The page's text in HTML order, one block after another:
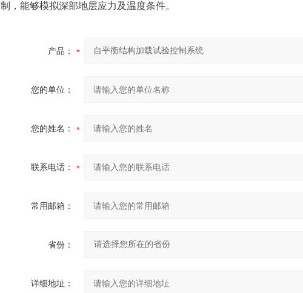
制，能够模拟深部地层应力及温度条件。
产品：
您的单位：
您的姓名：
联系电话：
常用邮箱：
省份：
详细地址：